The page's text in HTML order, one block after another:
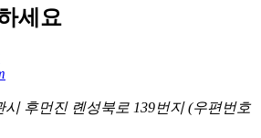
세요
시 후먼진 롄성북로 139번지 (우편번호